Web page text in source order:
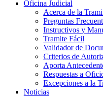
Oficina Judicial
Acerca de la
Preguntas
Instructivos y
Tramite Fácil
Validador de
Criterios de
Aporta
Respuestas a
Excepciones a la
Noticias